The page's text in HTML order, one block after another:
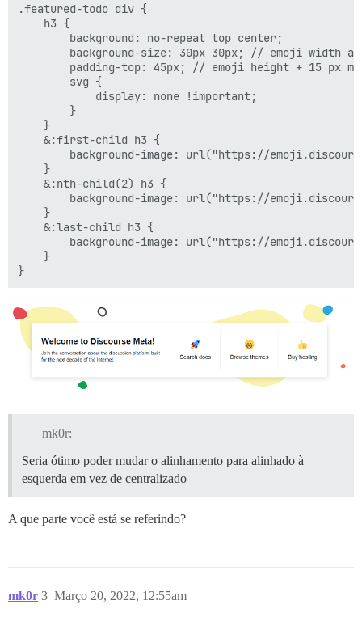
.featured-todo div {
    h3 {
        background: no-repeat top center;
background-size: 30px 30px; // emoji width
padding-top: 45px; // emoji height + 15 px
        svg {
            display: none !important;
        }
    }
    &:first-child h3 {
background-image: url("https://
    }
    &:nth-child(2) h3 {
background-image: url("https://
    }
    &:last-child h3 {
background-image: url("https://
    }
mk0r:
Seria ótimo poder mudar o alinhamento para alinhado à
esquerda em vez de centralizado
A que parte você está se referindo?
mk0r Março 20, 2022, 12:55am
3